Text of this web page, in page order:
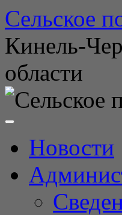
Перейти
к
содержимому
Сельское
Кинель-
области
Новости